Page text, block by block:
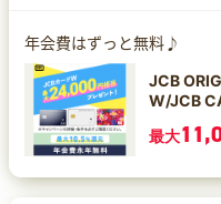
年会費はずっと無料♪
JCB
W/JCB
最大